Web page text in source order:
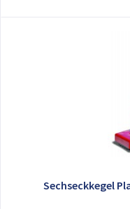
Sechseckkegel